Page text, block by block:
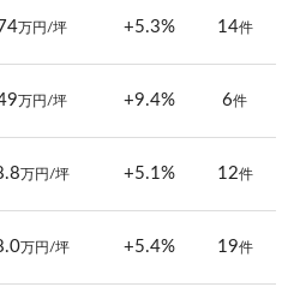
万円/坪 +5.3% 14件
万円/坪 +9.4% 6件
万円/坪 +5.1% 12件
万円/坪 +5.4% 19件